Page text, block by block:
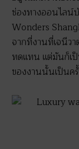
ช่องทางออนไลน์
Wonders
จากที่งานที่เจนีว
ทดแทน แต่มันก็เ
ของงานนั้นเป็นค